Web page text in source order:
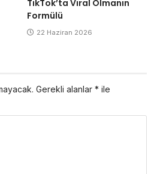
TikTok’ta Viral Olmanın
Formülü
22 Haziran 2026
Gerekli alanlar * ile